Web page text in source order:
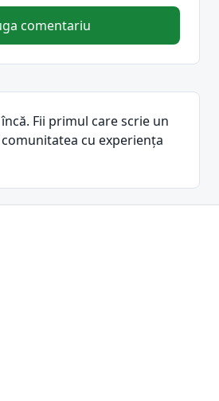
comentariu
Fii primul care scrie un
cu experiența